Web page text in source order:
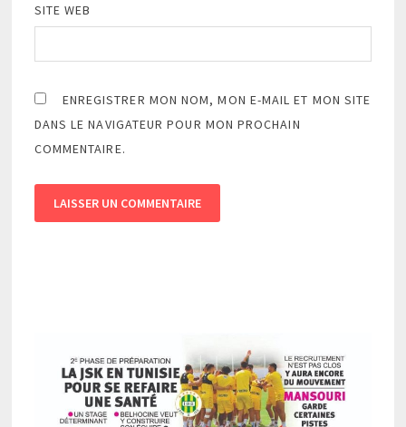
SITE WEB
ENREGISTRER MON NOM, MON E-MAIL ET MON SITE
DANS LE NAVIGATEUR POUR MON PROCHAIN
COMMENTAIRE.